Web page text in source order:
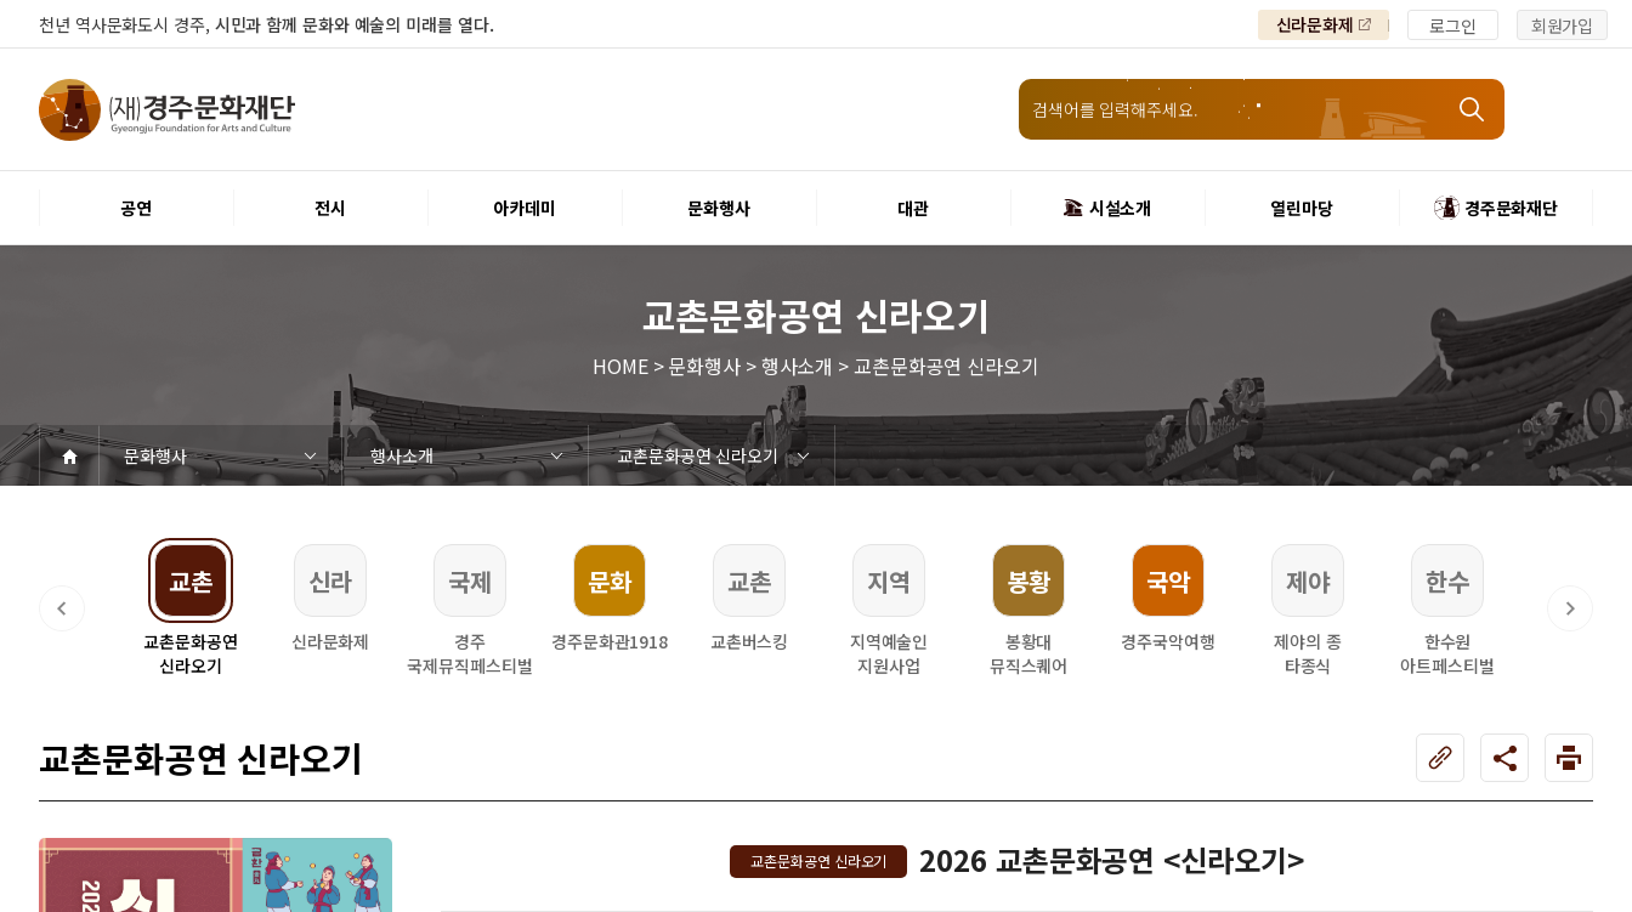
천년 역사문화도시 경주, 시민과 함께 문화와 예술의 미래를 열다. 신라문화제 로그인 회원가입
공연 전시 아카데미 문화행사 대관 시설소개 열린마당 경주문화재단
교촌문화공연 신라오기
HOME > 문화행사 > 행사소개 > 교촌문화공연 신라오기
문화행사 행사소개
교촌문화공연 신라오기
공연
공연일정
객석안내 화랑홀 화랑홀 2층
화랑홀 3층
원화홀
티켓안내 티켓안내 티켓예매
티켓수령
할인규정
취소·환불규정
문화나눔티켓
공연예절·서비스 공연장 관람예절
공연장 편의서비스
전시 전시일정 현재전시
예정전시
지난전시
전시연계교육신청
알천미술관소장품
전시예절·서비스 미술관 관람예절
미술관 편의서비스
아카데미 교육일정
문화행사 행사일정
행사소개 경주 대릉원돌담길 축제
국제경주역사문화포럼
금속공예관
경주 e스포츠 페스티벌
돗자리피크닉
국제경주역사문화포럼
교촌문화공연 신라오기
신라문화제
국제뮤직페스티벌
경주문화관1918
교촌버스킹
지역예술인 지원사업
봉황대 뮤직스퀘어
경주국악여행
제야의 종 타종식
한수원아트페스티벌
한복문화주간
동아시아 문화도시
MyK FESTA in 경주
경주시 관광기념품 공모전
뉴스
갤러리
대관 대관공고·절차 경주예술의전당
경주문화관1918
대관운영조례 운영조례 경주예술의전당
운영규칙 공연장 및 부대시설
알천미술관
경주문화관1918
사용료 경주예술의전당
경주문화관1918
대관신청 경주예술의전당
경주문화관1918
시설소개 경주예술의전당 시설소개
공연장 화랑홀
원화홀
알천미술관
기타시설
경주문화관1918
시립예술단 시립극단 시립극단 소개
단원현황
시립합창단 시립합창단 소개
단원현황
시립신라고취대 시립신라고취대 소개
단원현황
연간일정
열린마당 공지사항 공지사항
입찰정보
채용정보
자료실 홍보·보도자료
서식·매뉴얼
웹진
Q&A FAQ 가입 및 정보
공연
전시
아카데미
대관
기타
질문과답변
우수고객 회원안내 · 혜택
우수고객
경주문화재단 인사말
재단소개 비전전략
사업안내
연혁
재단CI
조직도
ESG 윤리·경영 ESG경영 선언문
인권경영선언문
임직원행동강령
문화서비스윤리헌장
통합신고센터
경영공시 경영목표 예산서 운영계획
결산서
임원 및 운영인력 현황 인건비
경영실적
외부기관 감사
기타공시
계약현황
기부금현황
업무추진비 복리후생비 내역
오시는길 경주예술의전당
경주문화관1918
신라금속공예관
교촌
교촌문화공연
신라오기
신라
신라문화제
국제
경주
국제뮤직페스티벌
문화
경주문화관1918
교촌
교촌버스킹
지역
지역예술인
지원사업
봉황
봉황대
뮤직스퀘어
국악
경주국악여행
제야
제야의 종
타종식
한수
한수원
아트페스티벌
교촌문화공연 신라오기
교촌문화공연 신라오기 2026 교촌문화공연 <신라오기>